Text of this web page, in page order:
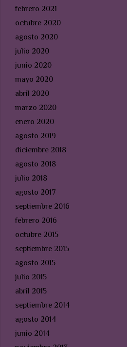
febrero 2021
octubre 2020
agosto 2020
julio 2020
junio 2020
mayo 2020
abril 2020
marzo 2020
enero 2020
agosto 2019
diciembre 2018
agosto 2018
julio 2018
agosto 2017
septiembre 2016
febrero 2016
octubre 2015
septiembre 2015
agosto 2015
julio 2015
abril 2015
septiembre 2014
agosto 2014
junio 2014